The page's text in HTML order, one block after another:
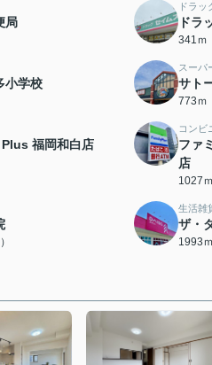
局
ドラッ
ドラ
341ｍ
小学校
スーパ
サト
773ｍ
福岡和白店
コンビ
ファ
店
1027
生活雑
ザ・
1993